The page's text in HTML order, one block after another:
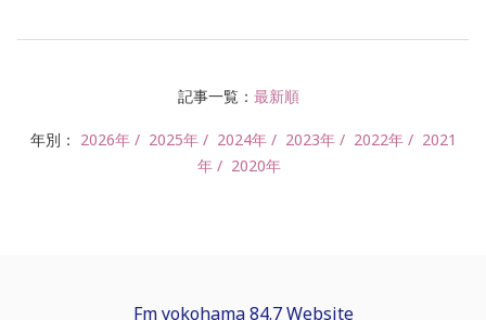
記事一覧： 最新順
年別： 2026年 2025年 2024年 2023年 2022年
2021
年
2020年
Fm yokohama 84.7 Website